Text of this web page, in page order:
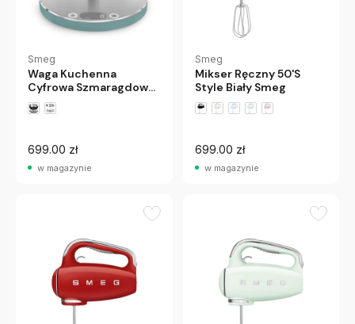
Smeg
Waga Kuchenna
Cyfrowa Szmaragdowa
Smeg
699.00 zł
w magazynie
Smeg
Mikser Ręczny 50'S
Style Biały Smeg
699.00 zł
w magazynie